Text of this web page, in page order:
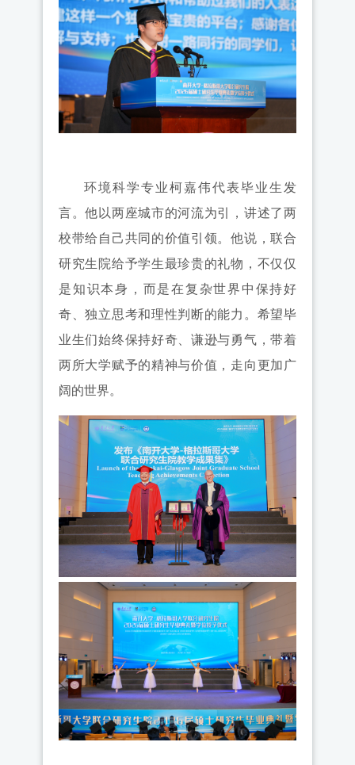
环境科学专业柯嘉伟代表毕业生发
言。他以两座城市的河流为引，讲述了两
校带给自己共同的价值引领。他说，联合
研究生院给予学生最珍贵的礼物，不仅仅
是知识本身，而是在复杂世界中保持好
奇、独立思考和理性判断的能力。希望毕
业生们始终保持好奇、谦逊与勇气，带着
两所大学赋予的精神与价值，走向更加广
阔的世界。